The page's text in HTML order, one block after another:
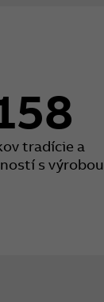
tradície a
s výrobou